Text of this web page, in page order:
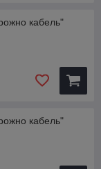
кабеля
кабель"
кабель"